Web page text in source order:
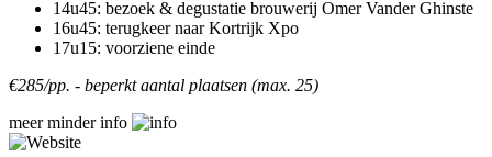
14u45: bezoek & degustatie brouwerij Omer Vander Ghinste
16u45: terugkeer naar Kortrijk Xpo
17u15: voorziene einde
€285/pp. - beperkt aantal plaatsen (max. 25)
meer minderinfo